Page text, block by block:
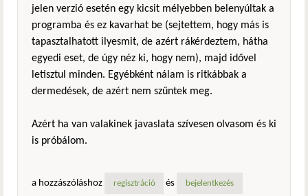
jelen verzió esetén egy kicsit mélyebben belenyúltak a
programba és ez kavarhat be (sejtettem, hogy más is
tapasztalhatott ilyesmit, de azért rákérdeztem, hátha
egyedi eset, de úgy néz ki, hogy nem), majd idővel
letisztul minden. Egyébként nálam is ritkábbak a
dermedések, de azért nem szűntek meg.
Azért ha van valakinek javaslata szívesen olvasom és ki
is próbálom.
a hozzászóláshoz regisztráció és bejelentkezés